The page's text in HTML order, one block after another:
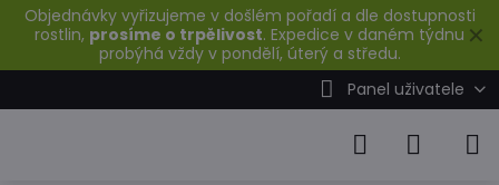
✕
Objednávky vyřizujeme v došlém pořadí a dle dostupnosti
rostlin, prosíme o trpělivost. Expedice v daném týdnu
probýhá vždy v pondělí, úterý a středu.
Panel uživatele